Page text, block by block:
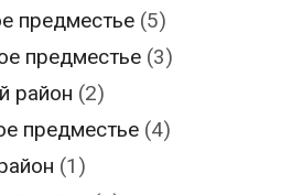
предместье (5)
предместье (3)
район (2)
предместье (4)
(1)